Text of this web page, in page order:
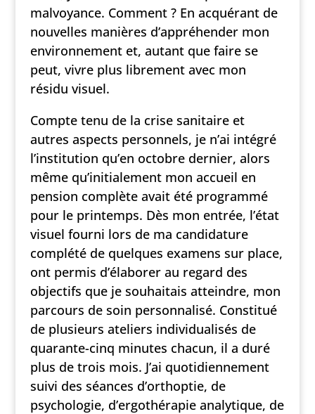
malvoyance. Comment ? En acquérant de
nouvelles manières d’appréhender mon
environnement et, autant que faire se
peut, vivre plus librement avec mon
résidu visuel.
Compte tenu de la crise sanitaire et
autres aspects personnels, je n’ai intégré
l’institution qu’en octobre dernier, alors
même qu’initialement mon accueil en
pension complète avait été programmé
pour le printemps. Dès mon entrée, l’état
visuel fourni lors de ma candidature
complété de quelques examens sur place,
ont permis d’élaborer au regard des
objectifs que je souhaitais atteindre, mon
parcours de soin personnalisé. Constitué
de plusieurs ateliers individualisés de
quarante-cinq minutes chacun, il a duré
plus de trois mois. J’ai quotidiennement
suivi des séances d’orthoptie, de
psychologie, d’ergothérapie analytique, de